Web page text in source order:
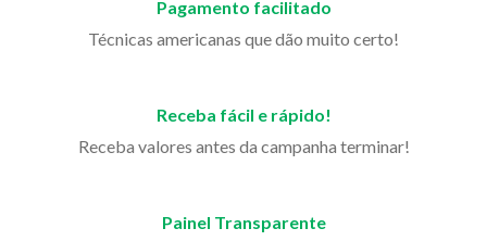
Pagamento facilitado
Técnicas americanas que dão muito certo!
Receba fácil e rápido!
Receba valores antes da campanha terminar!
Painel Transparente